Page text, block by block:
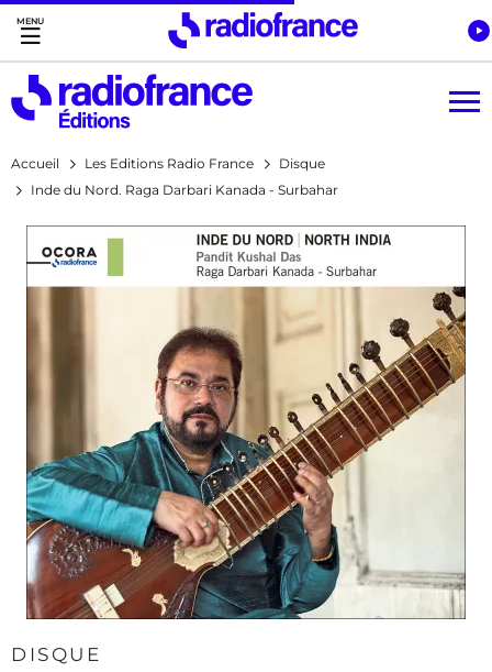
Accès direct :
Menu principal
Contenu
Accueil Les Editions Radio France
Disque
Inde du Nord. Raga Darbari Kanada - Surbahar
DISQUE